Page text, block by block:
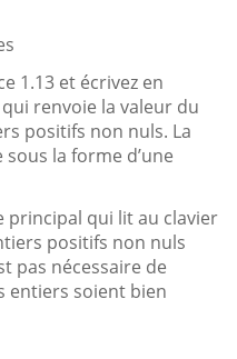
1.13 et écrivez en
qui renvoie la valeur du
positifs non nuls. La
la forme d’une
principal qui lit au clavier
positifs non nuls
pas nécessaire de
entiers soient bien